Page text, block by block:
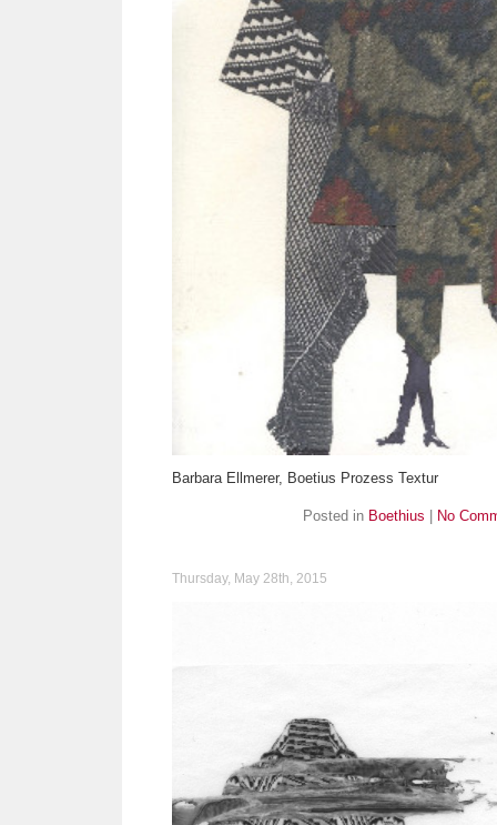
Barbara Ellmerer, Boetius Prozess Textur
Posted in Boethius | No
Thursday, May 28th, 2015